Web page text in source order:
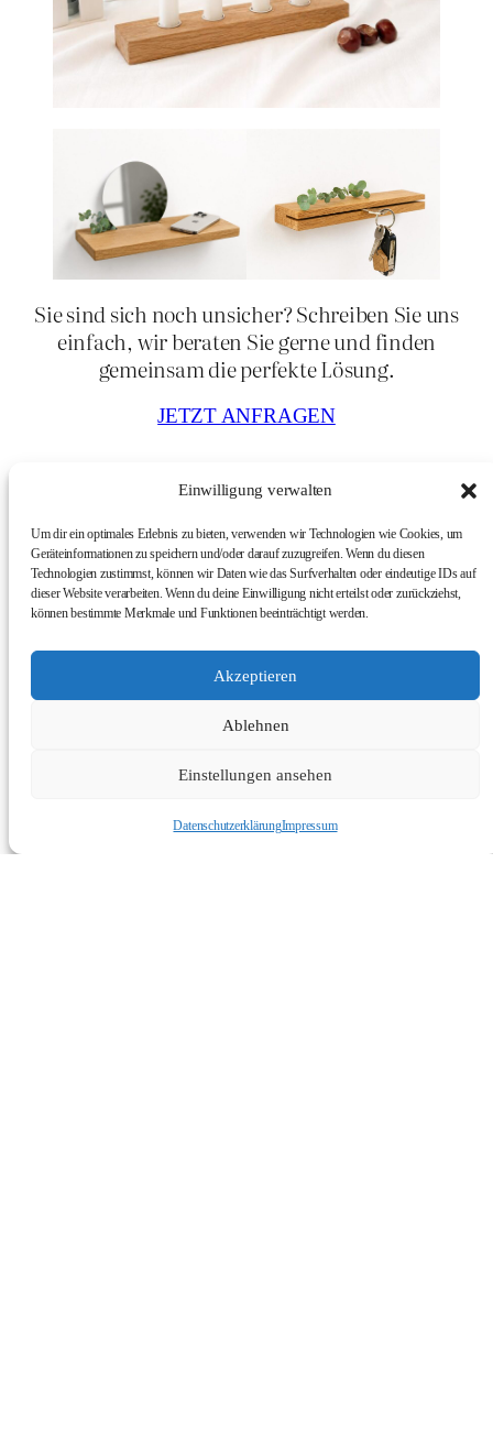
Einwilligung verwalten
Um dir ein optimales Erlebnis zu bieten, verwenden wir Technologien wie Cookies, um
Geräteinformationen zu speichern und/oder darauf zuzugreifen. Wenn du diesen
Technologien zustimmst, können wir Daten wie das Surfverhalten oder eindeutige IDs auf
dieser Website verarbeiten. Wenn du deine Einwilligung nicht erteilst oder zurückziehst,
können bestimmte Merkmale und Funktionen beeinträchtigt werden.
Akzeptieren
Ablehnen
Einstellungen ansehen
DatenschutzerklärungImpressum
Sie sind sich noch unsicher? Schreiben Sie uns
einfach, wir beraten Sie gerne und finden
gemeinsam die perfekte Lösung.
JETZT ANFRAGEN